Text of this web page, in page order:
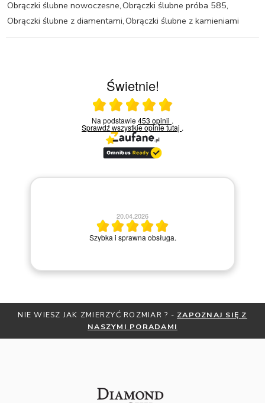
Obrączki ślubne nowoczesne,Obrączki ślubne próba 585,
Obrączki ślubne z diamentami,Obrączki ślubne z kamieniami
Świetnie!
Ocena średnia 5 na 5
Na podstawie453 opinii .
Sprawdź wszystkie opinietutaj .
20.04.2026
Szybka i sprawna obsługa.
NIE WIESZ JAK ZMIERZYĆ ROZMIAR ? - ZAPOZNAJ SIĘ Z
NASZYMI PORADAMI